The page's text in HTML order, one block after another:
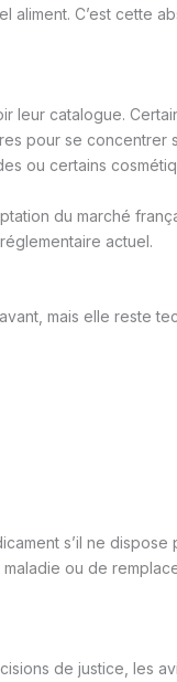
C’est cette
leur catalogue.
pour se concentrer
ou certains
du marché
actuel.
mais elle reste
s’il ne dispose
ou de
de justice, les